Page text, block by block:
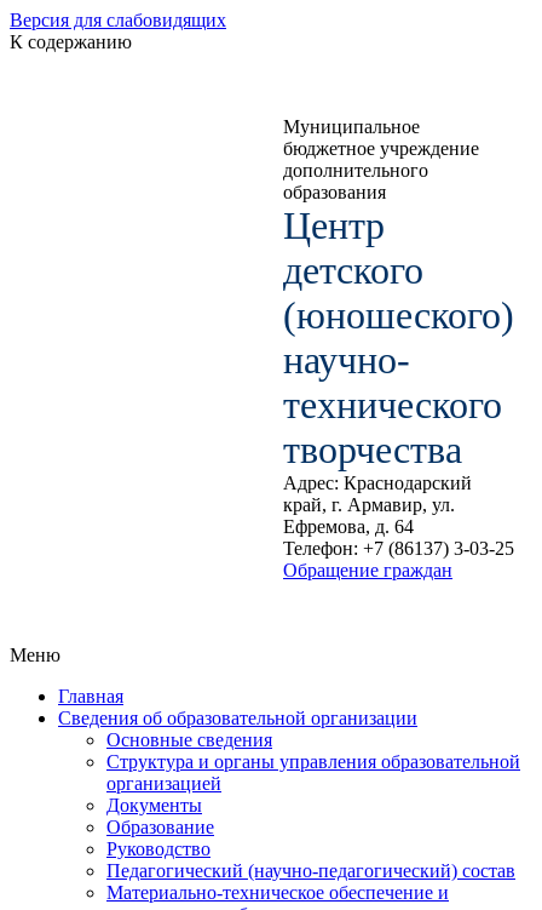
Версия для слабовидящих
К содержанию
Муниципальное
бюджетное учреждение
дополнительного
образования
Центр
детского
(юношеского)
научно-
технического
творчества
Адрес: Краснодарский
край, г. Армавир, ул.
Ефремова, д. 64
Телефон: +7 (86137) 3-03-25
Обращение граждан
Меню
Главная
Сведения об образовательной организации
Основные сведения
Структура и органы управления образовательной
организацией
Документы
Образование
Руководство
Педагогический (научно-педагогический) состав
Материально-техническое обеспечение и